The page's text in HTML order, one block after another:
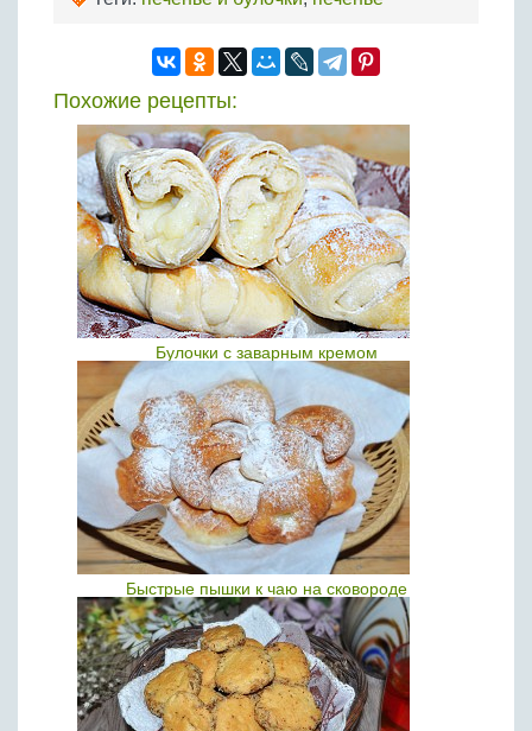
Похожие рецепты:
Булочки с заварным кремом
Быстрые пышки к чаю на сковороде